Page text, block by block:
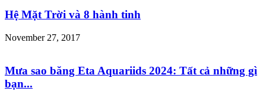
Hệ Mặt Trời và 8 hành tinh
November 27, 2017
Mưa sao băng Eta Aquariids 2024: Tất cả những gì
bạn...